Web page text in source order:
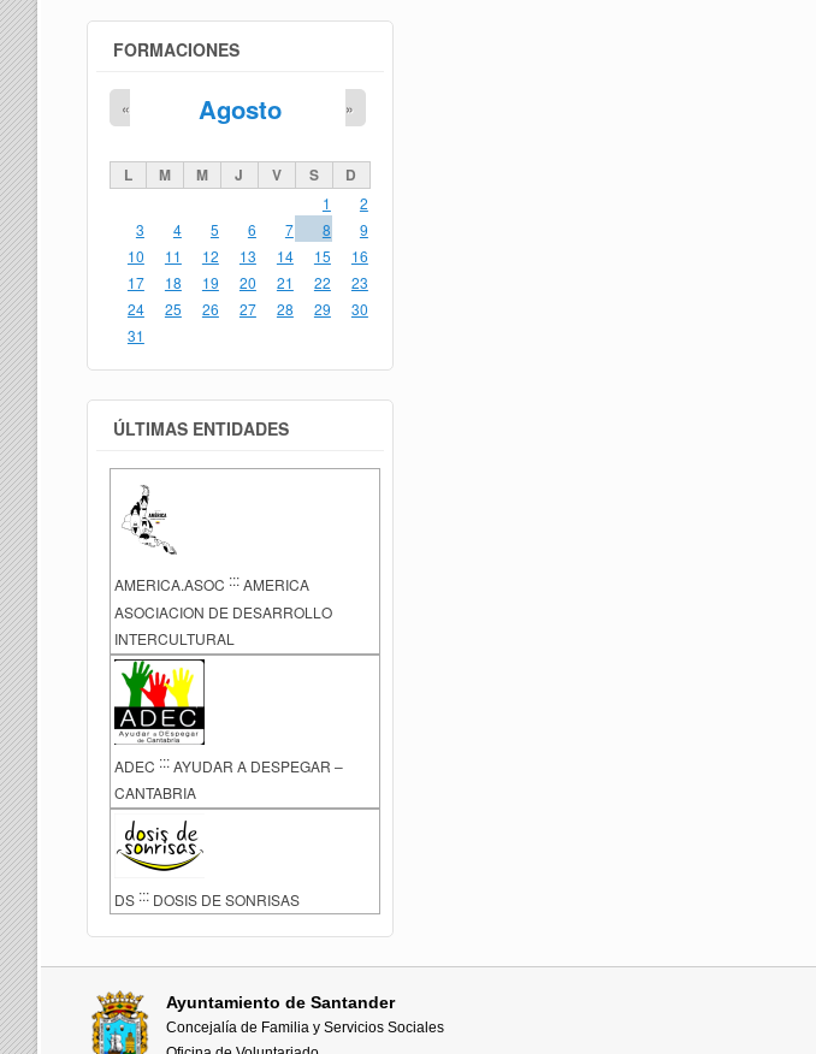
FORMACIONES
Agosto
« »
L M M J V S D
1
2
3
4 5 6 7 8
9
10
11 12 13 14 15
16
17
18 19 20 21 22
23
24
25 26 27 28 29
30
31
ÚLTIMAS ENTIDADES
AMERICA.ASOC :::AMERICA
ASOCIACION DE DESARROLLO
INTERCULTURAL
ADEC ::: AYUDAR A DESPEGAR –
CANTABRIA
DS ::: DOSIS DE SONRISAS
Ayuntamiento de Santander
Concejalía de Familia y Servicios Sociales